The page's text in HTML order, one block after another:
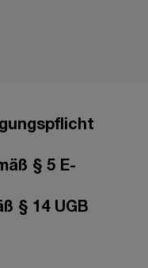
§ 5 E-
§ 14 UGB